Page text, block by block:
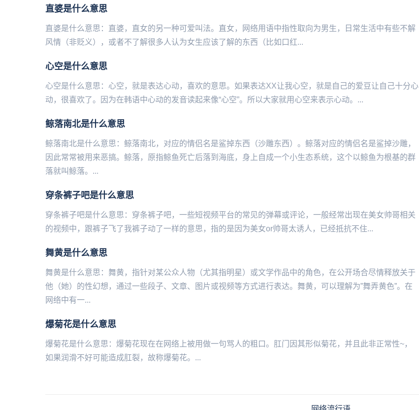
直婆是什么意思
直婆是什么意思：直婆，直女的另‌‌‌‌‌‌‌‌‌‌一种可爱叫法。直女，网络用语中指‌‌‌‌‌‌‌‌‌‌‌性取向为男生，日常生活中有些不解
风情（非贬义），或者不了解很多人认为女生应该了解的东西（比如口红...
心空是什么意思
心空是什么意思：心空，就是表达心动，喜欢的意思。如果表达XX让我心空，就是自己的爱豆让自己十分心
动，很喜欢了。因为在韩语中心动的发音读起来像“心空”。所以大家就用心空来表示心动。...
鲸落南北是什么意思
鲸落南北是什么意思：鲸落南北，对应的情侣名是鲨掉东西（沙雕东西）。鲸落对应的情侣名是鲨掉沙雕，
因此常常被用来恶搞。鲸落，原指鲸鱼死亡后落到海底，身上自成一个小生态系统，这个以鲸鱼为根基的群
落就叫鲸落。...
穿条裤子吧是什么意思
穿条裤子吧是什么意思：穿条裤子吧，一些短视频平台的常见的弹幕或评论，一‌‌‌‌‌‌‌‌‌‌‌般经常出现在美女帅哥相关
的视频中，跟裤子飞了我裤子动了一样的意思，指的是因为美女or帅哥太诱人，已经抵抗不住...
舞黄是什么意思
舞黄是什么意思：舞黄，指针对某公众人物（尤其指明星）或文学作品中的角色，在公开场合尽情释放关于
他（她）的性幻想，通过一些段子、文章、图片或视频等方式进行表达。舞黄，可以理解为”舞弄黄色”。在
网络中有一...
爆菊花是什么意思
爆菊花是什么意思：爆菊花现在在网络上被用做一句骂人的粗口。肛门因其形似菊花，并且此非正常性~，
如果润滑不好可能造成肛裂，故称爆菊花。...